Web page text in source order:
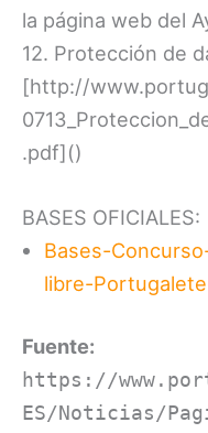
la página web del
12. Protección de
[http://
.pdf]()
BASES OFICIALES:
Bases-
libre-
Fuente:
https://
ES/Noticias/